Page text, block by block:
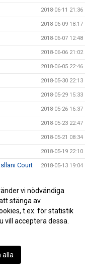
2018-06-11 21:36
2018-06-09 18:17
2018-06-07 12:48
2018-06-06 21:02
2018-06-05 22:46
2018-05-30 22:13
2018-05-29 15:33
2018-05-26 16:37
2018-05-23 22:47
2018-05-21 08:34
2018-05-19 22:10
Court 2018-05-13 19:04
2018-05-10 17:35
2018-05-02 19:14
2018-04-29 21:28
veckan
vi nödvändiga
stänga av.
t.ex. för statistik
vill acceptera dessa.
alla